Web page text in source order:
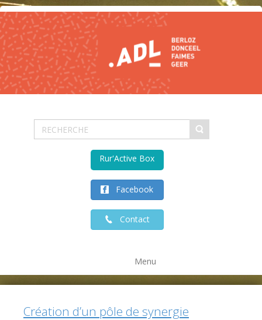
Facebook
Contact
Rur'Active Box
Menu
Création d’un pôle de synergie